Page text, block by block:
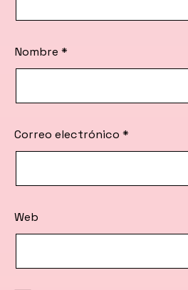
Nombre *
Correo electrónico *
Web